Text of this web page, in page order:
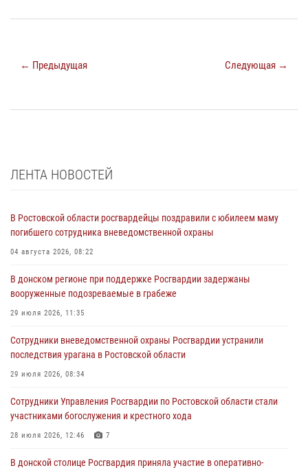
← Предыдущая Следующая →
ЛЕНТА НОВОСТЕЙ
В Ростовской области росгвардейцы поздравили с юбилеем маму
погибшего сотрудника вневедомственной охраны
04 августа 2026, 08:22
В донском регионе при поддержке Росгвардии задержаны
вооруженные подозреваемые в грабеже
29 июля 2026, 11:35
Сотрудники вневедомственной охраны Росгвардии устранили
последствия урагана в Ростовской области
29 июля 2026, 08:34
Сотрудники Управления Росгвардии по Ростовской области стали
участниками богослужения и крестного хода
28 июля 2026, 12:46 7
В донской столице Росгвардия приняла участие в оперативно-